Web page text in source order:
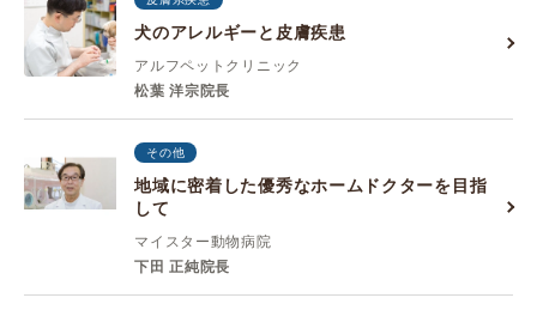
犬のアレルギーと皮膚疾患
アルフペットクリニック
松葉 洋宗院長
その他
地域に密着した優秀なホームドクターを目指
して
マイスター動物病院
下田 正純院長